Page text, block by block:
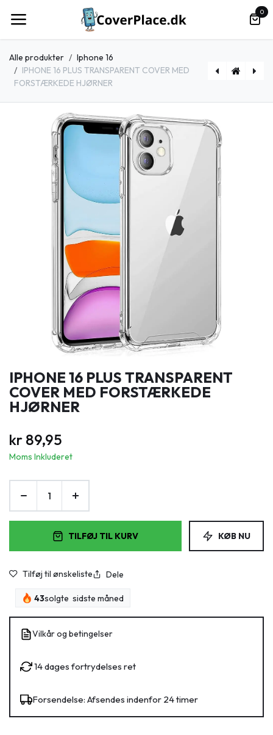
0
Alle produkter
Iphone 16
IPHONE 16 PLUS TRANSPARENT COVER MED
FORSTÆRKEDE HJØRNER
IPHONE 16 PLUS TRANSPARENT
COVER MED FORSTÆRKEDE
HJØRNER
kr 89,95
Moms Inkluderet
TILFØJ TIL KURV KØB NU
Tilføj til ønskeliste Dele
43solgte sidste måned
Vilkår og betingelser
14 dages fortrydelses ret
Forsendelse: Afsendes indenfor 24 timer